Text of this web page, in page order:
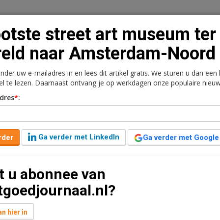
Vacaturebank Contact Abonnementen
ter wereld naar
9 jaar geleden aangepast
van 7000 m2. Volgend jaar zomer zal het
openen in de Lasloods op de NDSM werf in het
street art museum ter
naar Amsterdam-Noord
uw e-mailadres in en lees dit artikel gratis. We sturen u dan een
te lezen. Daarnaast ontvang je op werkdagen onze populaire
*:
Ga verder met LinkedIn Ga verder met Google
u abonnee van
hier in